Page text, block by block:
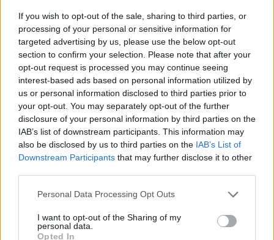
If you wish to opt-out of the sale, sharing to third parties, or
processing of your personal or sensitive information for
targeted advertising by us, please use the below opt-out
section to confirm your selection. Please note that after your
opt-out request is processed you may continue seeing
interest-based ads based on personal information utilized by
us or personal information disclosed to third parties prior to
your opt-out. You may separately opt-out of the further
disclosure of your personal information by third parties on the
IAB’s list of downstream participants. This information may
also be disclosed by us to third parties on the IAB’s List of
Downstream Participants that may further disclose it to other
Personal Data Processing Opt Outs
I want to opt-out of the Sharing of my
personal data.
Opted In
harcjárműveket orosz kezelőik. Részben ennek műszaki,
logisztikai okai vannak – például kifogynak a járművek az
üzemanyagból – részben viszont a demoralizált
személyzet egyszerűen úgy dönt, hogy nem harcol tovább.
Az ukránok most elkezdték beüzemelni azokat a
járműveket, melyeket az oroszok hátrahagynak
Ukrajnában....
KEDVES OLVASÓNK!
A keresett cikk a portfolio.hu hírarchívumához
tartozik, melynek olvasása előfizetéses
regisztrációhoz kötött.
Az előfizetés a következőket tartalmazza:
Portfolio.hu teljes cikkarchívum